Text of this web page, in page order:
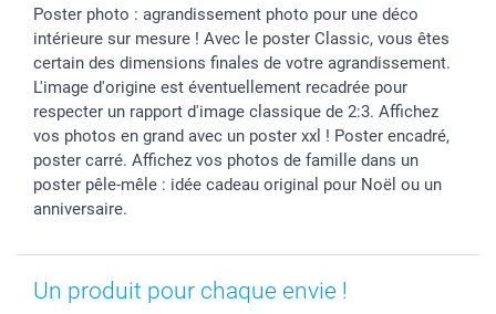
Dénicheur d'idées cadeau
Baptême
Toussaint
Rentrée des classes
Saint-Valentin
Vacances
Gestion des cookies
Tarifs
Partenariats & Influence
Investisseurs
Livraison
Modes de paiement
Grandes quantités
Statut de ma commande
Poster photo : agrandissement photo pour une déco
intérieure sur mesure ! Avec le poster Classic, vous êtes
certain des dimensions finales de votre agrandissement.
L'image d'origine est éventuellement recadrée pour
respecter un rapport d'image classique de 2:3. Affichez
vos photos en grand avec un poster xxl ! Poster encadré,
poster carré. Affichez vos photos de famille dans un
poster pêle-mêle : idée cadeau original pour Noël ou un
anniversaire.
Un produit pour chaque envie !